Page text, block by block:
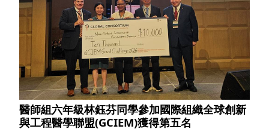
醫師組六年級林鈺芬同學參加國際組織全球創新
與工程醫學聯盟(GCIEM)獲得第五名